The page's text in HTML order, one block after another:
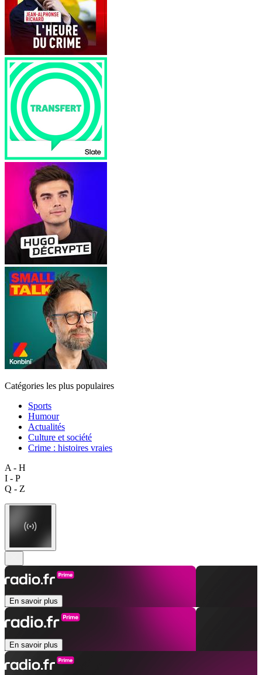
Catégories les plus populaires
Sports
Humour
Actualités
Culture et société
Crime : histoires vraies
A - H
I - P
Q - Z
En savoir plus
En savoir plus